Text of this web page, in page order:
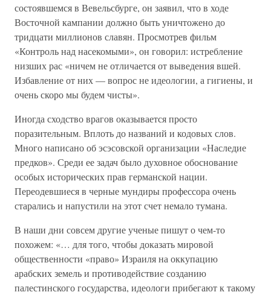
состоявшемся в Вевельсбурге, он заявил, что в ходе
Восточной кампании должно быть уничтожено до
тридцати миллионов славян. Просмотрев фильм
«Контроль над насекомыми», он говорил: истребление
низших рас «ничем не отличается от выведения вшей.
Избавление от них — вопрос не идеологии, а гигиены, и
очень скоро мы будем чисты».
Иногда сходство врагов оказывается просто
поразительным. Вплоть до названий и кодовых слов.
Много написано об эсэсовской организации «Наследие
предков». Среди ее задач было духовное обоснование
особых исторических прав германской нации.
Переодевшиеся в черные мундиры профессора очень
старались и напустили на этот счет немало тумана.
В наши дни совсем другие ученые пишут о чем-то
похожем: «… для того, чтобы доказать мировой
общественности «право» Израиля на оккупацию
арабских земель и противодействие созданию
палестинского государства, идеологи прибегают к такому